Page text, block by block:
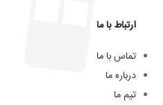
ارتباط با ما
تماس با ما
درباره ما
تیم ما